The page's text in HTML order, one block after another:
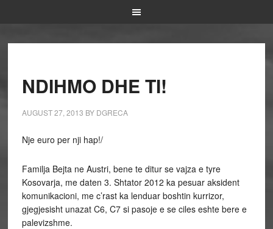
NDIHMO DHE TI!
AUGUST 27, 2013 BY DGRECA
Nje euro per nji hap!/
Familja Bejta ne Austri, bene te ditur se vajza e tyre
Kosovarja, me daten 3. Shtator 2012 ka pesuar aksident
komunikacioni, me c’rast ka lenduar boshtin kurrizor,
gjegjesisht unazat C6, C7 si pasoje e se ciles eshte bere e
palevizshme.